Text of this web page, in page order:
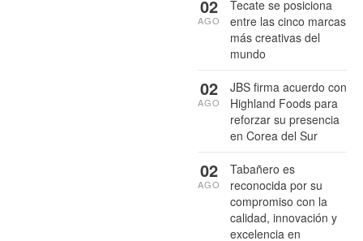
Tecate se posiciona
entre las cinco marcas
más creativas del
mundo
02
AGO
JBS firma acuerdo con
Highland Foods para
reforzar su presencia
en Corea del Sur
02
AGO
Tabañero es
reconocida por su
compromiso con la
calidad, innovación y
excelencia en
02
AGO